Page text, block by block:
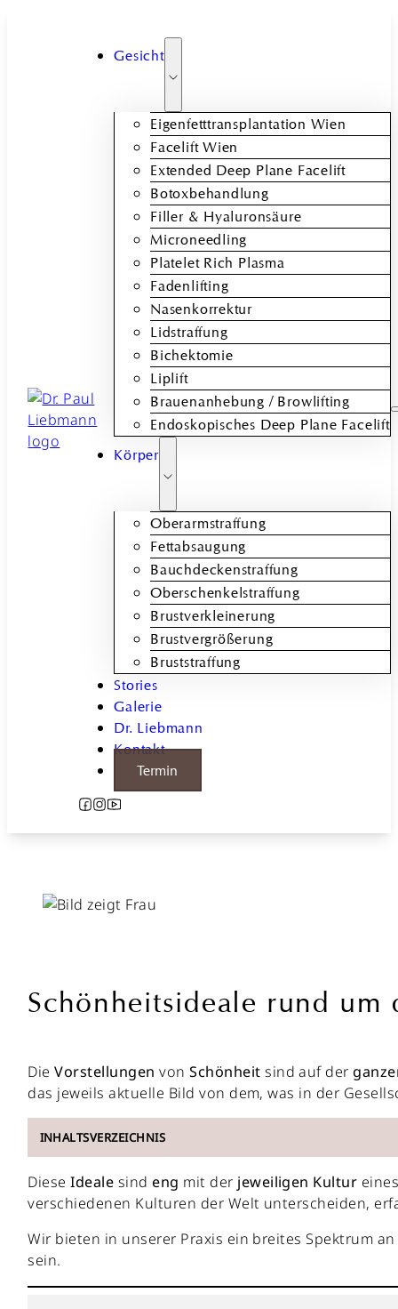
Gesicht
Eigenfetttransplantation Wien
Facelift Wien
Extended Deep Plane Facelift
Botoxbehandlung
Filler & Hyaluronsäure
Microneedling
Platelet Rich Plasma
Fadenlifting
Nasenkorrektur
Lidstraffung
Bichektomie
Liplift
Brauenanhebung / Browlifting
Endoskopisches Deep Plane Facelift
Körper
Oberarmstraffung
Fettabsaugung
Bauchdeckenstraffung
Oberschenkelstraffung
Brustverkleinerung
Brustvergrößerung
Bruststraffung
Stories
Galerie
Dr. Liebmann
Kontakt
Termin
Follow us on Facebook
Follow us on Instagram
Follow us on YouTube
Schönheitsideale rund
DieVorstellungen vonSchönheit sind auf der
das jeweils aktuelle Bild von dem, was in der
INHALTSVERZEICHNIS
DieseIdeale sind eng mit der jeweiligen Kultur
verschiedenen Kulturen der Welt unterscheiden,
Wir bieten in unserer Praxis ein breites Spektrum
sein.